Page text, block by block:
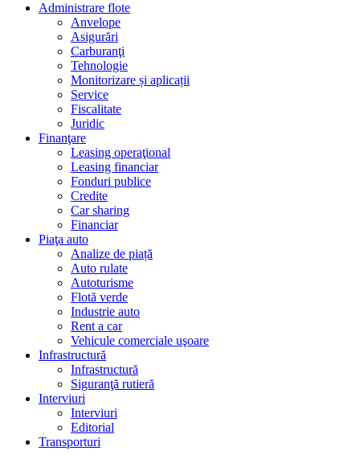
Administrare flote
Anvelope
Asigurări
Carburanţi
Tehnologie
Monitorizare și aplicații
Service
Fiscalitate
Juridic
Finanţare
Leasing operaţional
Leasing financiar
Fonduri publice
Credite
Car sharing
Financiar
Piaţa auto
Analize de piață
Auto rulate
Autoturisme
Flotă verde
Industrie auto
Rent a car
Vehicule comerciale uşoare
Infrastructură
Infrastructură
Siguranţă rutieră
Interviuri
Interviuri
Editorial
Transporturi